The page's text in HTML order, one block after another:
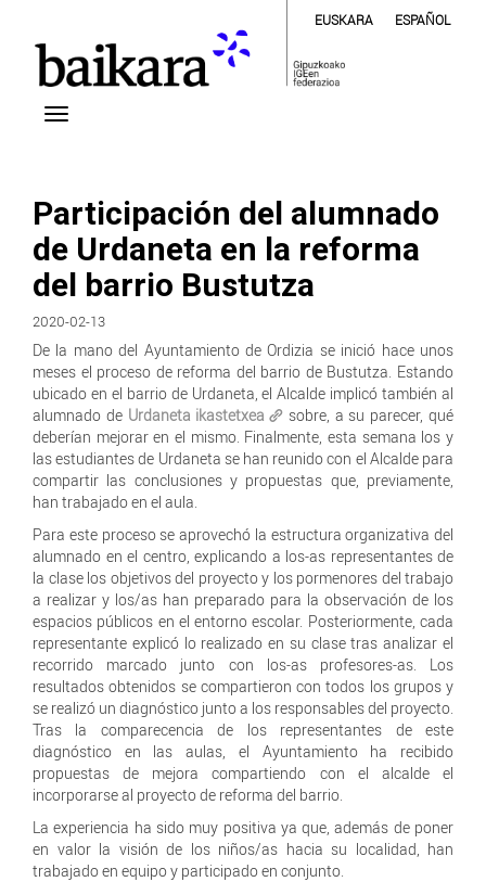
EUSKARA ESPAÑOL
Participación del alumnado
de Urdaneta en la reforma
del barrio Bustutza
2020-02-13
De la mano del Ayuntamiento de Ordizia se inició hace unos
meses el proceso de reforma del barrio de Bustutza. Estando
ubicado en el barrio de Urdaneta, el Alcalde implicó también al
alumnado de Urdaneta ikastetxea
sobre, a su parecer, qué
deberían mejorar en el mismo. Finalmente, esta semana los y
las estudiantes de Urdaneta se han reunido con el Alcalde para
compartir las conclusiones y propuestas que, previamente,
han trabajado en el aula.
Para este proceso se aprovechó la estructura organizativa del
alumnado en el centro, explicando a los-as representantes de
la clase los objetivos del proyecto y los pormenores del trabajo
a realizar y los/as han preparado para la observación de los
espacios públicos en el entorno escolar. Posteriormente, cada
representante explicó lo realizado en su clase tras analizar el
recorrido marcado junto con los-as profesores-as. Los
resultados obtenidos se compartieron con todos los grupos y
se realizó un diagnóstico junto a los responsables del proyecto.
Tras la comparecencia de los representantes de este
diagnóstico en las aulas, el Ayuntamiento ha recibido
propuestas de mejora compartiendo con el alcalde el
incorporarse al proyecto de reforma del barrio.
La experiencia ha sido muy positiva ya que, además de poner
en valor la visión de los niños/as hacia su localidad, han
trabajado en equipo y participado en conjunto.